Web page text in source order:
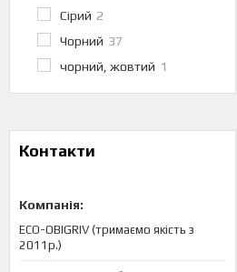
Сірий 2
Чорний 37
чорний, жовтий 1
Контакти
ECO-OBIGRIV (тримаємо якість з
2011р.)